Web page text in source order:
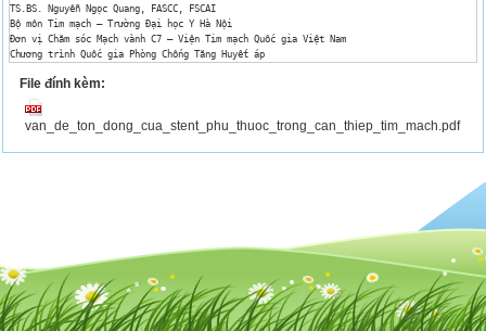
TS.BS. Nguyễn Ngọc Quang, FASCC, FSCAI
Bộ môn Tim mạch – Trường Đại học Y Hà Nội
Đơn vị Chăm sóc Mạch vành C7 – Viện Tim mạch Quốc gia Việt Nam
Chương trình Quốc gia Phòng Chống Tăng Huyết áp
Trong 12 tháng qua, tôi, Nguyễn Ngọc Quang, có thể có một số
xung đột lợi ích với các nội dung trình bày trong bài báo cáo này:
Liên quan/lợi ích Công ty
• Báo cáo viên
File đính kèm:
van_de_ton_dong_cua_stent_phu_thuoc_trong_can_thiep_tim_mach.pdf